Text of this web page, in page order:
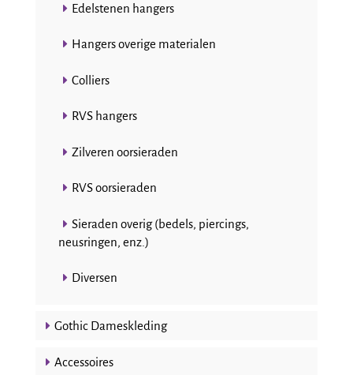
Edelstenen hangers
Hangers overige materialen
Colliers
RVS hangers
Zilveren oorsieraden
RVS oorsieraden
Sieraden overig (bedels, piercings,
neusringen, enz.)
Diversen
Gothic Dameskleding
Accessoires